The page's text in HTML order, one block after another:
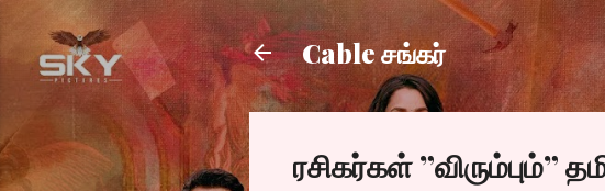
Cable சங்கர்
ரசிகர்கள் ”விரும்பும்”